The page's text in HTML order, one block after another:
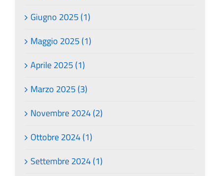
Giugno 2025 (1)
Maggio 2025 (1)
Aprile 2025 (1)
Marzo 2025 (3)
Novembre 2024 (2)
Ottobre 2024 (1)
Settembre 2024 (1)